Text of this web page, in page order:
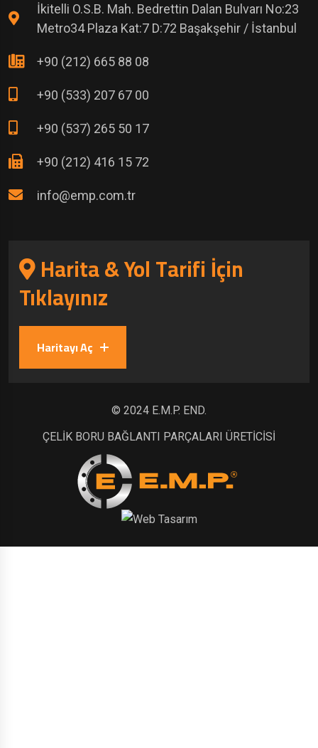
İkitelli O.S.B. Mah. Bedrettin Dalan Bulvarı No:23
Metro34 Plaza Kat:7 D:72 Başakşehir / İstanbul
+90 (212) 665 88 08
+90 (533) 207 67 00
+90 (537) 265 50 17
+90 (212) 416 15 72
info@emp.com.tr
Harita & Yol Tarifi İçin
Tıklayınız
Haritayı Aç
© 2024 E.M.P. END.
ÇELİK BORU BAĞLANTI PARÇALARI ÜRETİCİSİ